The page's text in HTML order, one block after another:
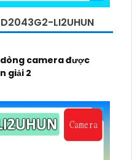
LI2UHUN
dòng camera được
giải 2